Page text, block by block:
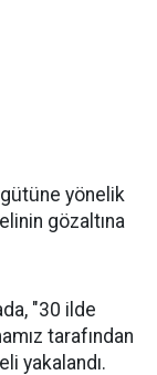
yönelik
gözaltına
"30 ilde
tarafından
yakalandı.